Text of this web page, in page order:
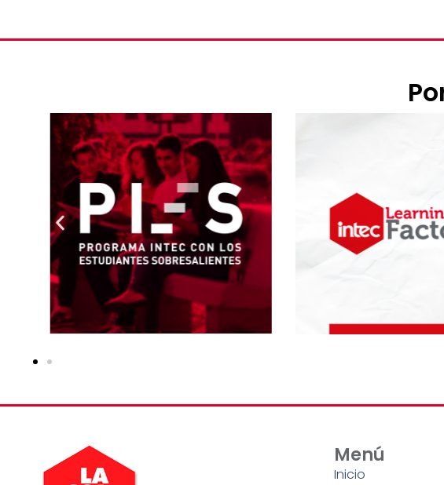
Menú
Inicio